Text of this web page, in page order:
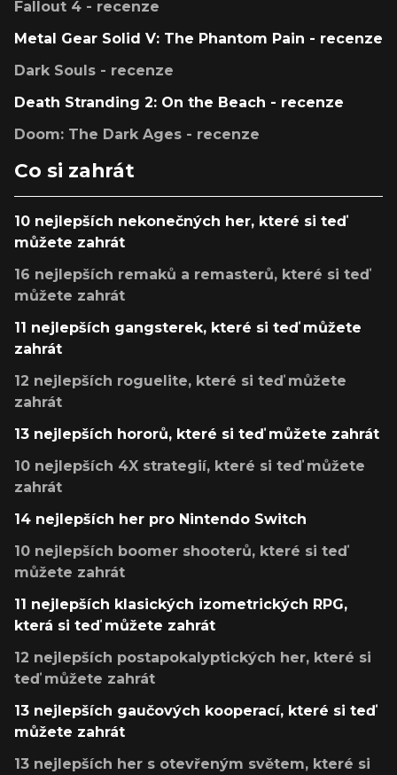
Fallout 4 - recenze
Metal Gear Solid V: The Phantom Pain - recenze
Dark Souls - recenze
Death Stranding 2: On the Beach - recenze
Doom: The Dark Ages - recenze
Co si zahrát
10 nejlepších nekonečných her, které si teď
můžete zahrát
16 nejlepších remaků a remasterů, které si teď
můžete zahrát
11 nejlepších gangsterek, které si teď můžete
zahrát
12 nejlepších roguelite, které si teď můžete
zahrát
13 nejlepších hororů, které si teď můžete zahrát
10 nejlepších 4X strategií, které si teď můžete
zahrát
14 nejlepších her pro Nintendo Switch
10 nejlepších boomer shooterů, které si teď
můžete zahrát
11 nejlepších klasických izometrických RPG,
která si teď můžete zahrát
12 nejlepších postapokalyptických her, které si
teď můžete zahrát
13 nejlepších gaučových kooperací, které si teď
můžete zahrát
13 nejlepších her s otevřeným světem, které si